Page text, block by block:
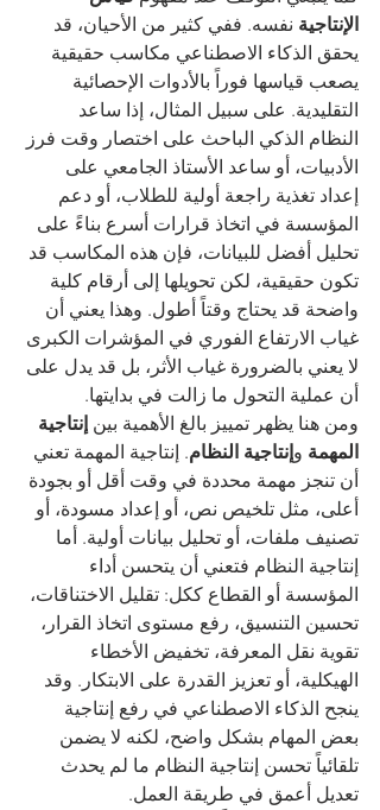
الإنتاجية نفسه. ففي كثير من الأحيان، قد
يحقق الذكاء الاصطناعي مكاسب حقيقية
يصعب قياسها فوراً بالأدوات الإحصائية
التقليدية. على سبيل المثال، إذا ساعد
النظام الذكي الباحث على اختصار وقت فرز
الأدبيات، أو ساعد الأستاذ الجامعي على
إعداد تغذية راجعة أولية للطلاب، أو دعم
المؤسسة في اتخاذ قرارات أسرع بناءً على
تحليل أفضل للبيانات، فإن هذه المكاسب قد
تكون حقيقية، لكن تحويلها إلى أرقام كلية
واضحة قد يحتاج وقتاً أطول. وهذا يعني أن
غياب الارتفاع الفوري في المؤشرات الكبرى
لا يعني بالضرورة غياب الأثر، بل قد يدل على
أن عملية التحول ما زالت في بدايتها.
ومن هنا يظهر تمييز بالغ الأهمية بين إنتاجية
المهمة وإنتاجية النظام. إنتاجية المهمة تعني
أن تنجز مهمة محددة في وقت أقل أو بجودة
أعلى، مثل تلخيص نص، أو إعداد مسودة، أو
تصنيف ملفات، أو تحليل بيانات أولية. أما
إنتاجية النظام فتعني أن يتحسن أداء
المؤسسة أو القطاع ككل: تقليل الاختناقات،
تحسين التنسيق، رفع مستوى اتخاذ القرار،
تقوية نقل المعرفة، تخفيض الأخطاء
الهيكلية، أو تعزيز القدرة على الابتكار. وقد
ينجح الذكاء الاصطناعي في رفع إنتاجية
بعض المهام بشكل واضح، لكنه لا يضمن
تلقائياً تحسن إنتاجية النظام ما لم يحدث
تعديل أعمق في طريقة العمل.